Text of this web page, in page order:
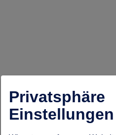
Privatsphäre
Einstellungen